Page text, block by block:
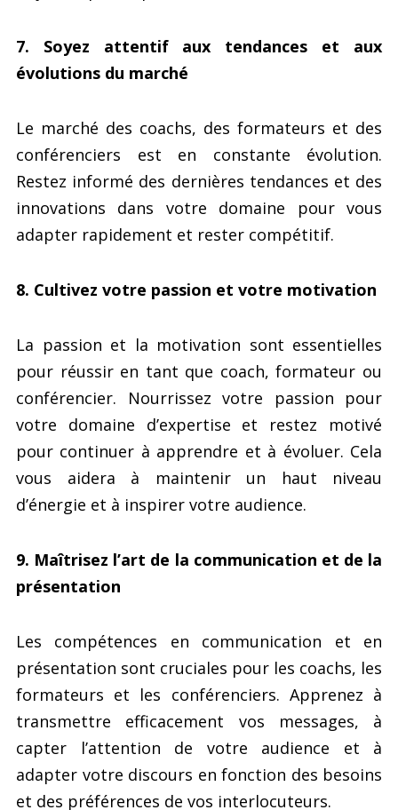
7. Soyez attentif aux tendances et aux
évolutions du marché
Le marché des coachs, des formateurs et des
conférenciers est en constante évolution.
Restez informé des dernières tendances et des
innovations dans votre domaine pour vous
adapter rapidement et rester compétitif.
8. Cultivez votre passion et votre motivation
La passion et la motivation sont essentielles
pour réussir en tant que coach, formateur ou
conférencier. Nourrissez votre passion pour
votre domaine d’expertise et restez motivé
pour continuer à apprendre et à évoluer. Cela
vous aidera à maintenir un haut niveau
d’énergie et à inspirer votre audience.
9. Maîtrisez l’art de la communication et de la
présentation
Les compétences en communication et en
présentation sont cruciales pour les coachs, les
formateurs et les conférenciers. Apprenez à
transmettre efficacement vos messages, à
capter l’attention de votre audience et à
adapter votre discours en fonction des besoins
et des préférences de vos interlocuteurs.